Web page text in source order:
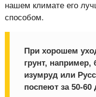
нашем климате его
способом.
При хорошем
грунт, например,
изумруд или
поспеют за 50-60